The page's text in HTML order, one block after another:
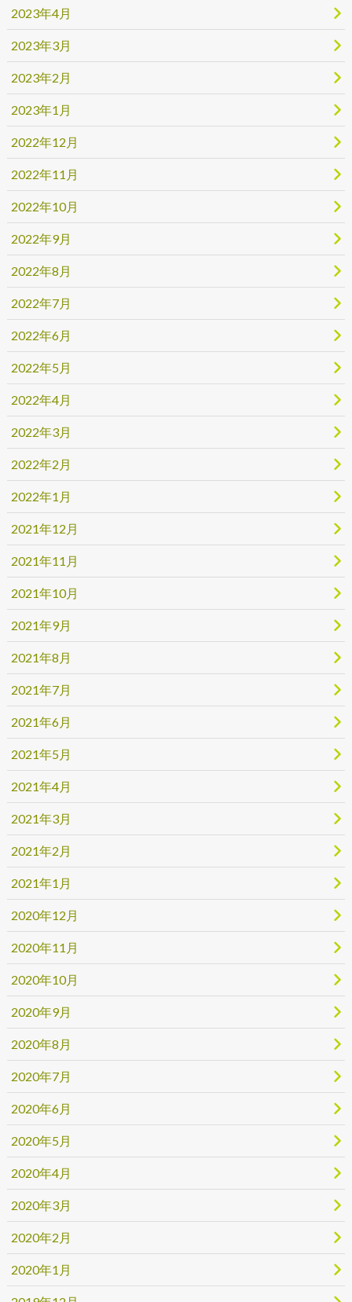
2023年4月
2023年3月
2023年2月
2023年1月
2022年12月
2022年11月
2022年10月
2022年9月
2022年8月
2022年7月
2022年6月
2022年5月
2022年4月
2022年3月
2022年2月
2022年1月
2021年12月
2021年11月
2021年10月
2021年9月
2021年8月
2021年7月
2021年6月
2021年5月
2021年4月
2021年3月
2021年2月
2021年1月
2020年12月
2020年11月
2020年10月
2020年9月
2020年8月
2020年7月
2020年6月
2020年5月
2020年4月
2020年3月
2020年2月
2020年1月